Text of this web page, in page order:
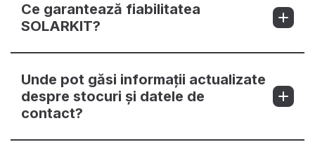
Ce garantează fiabilitatea
SOLARKIT?
Unde pot găsi informații actualizate
despre stocuri și datele de
contact?